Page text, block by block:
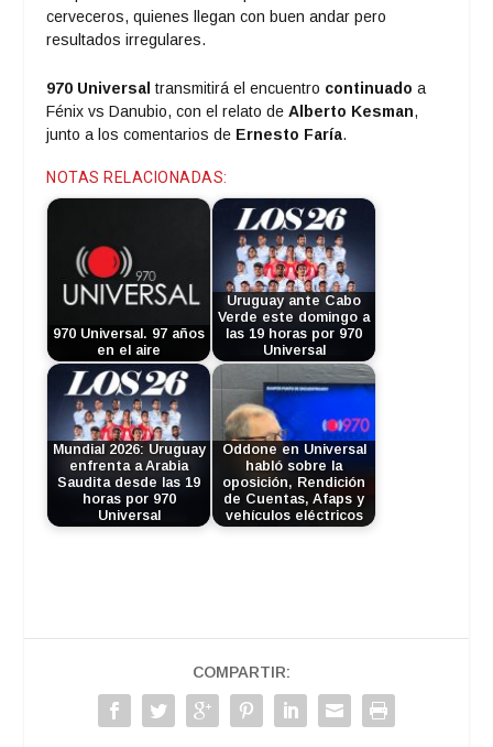
cerveceros, quienes llegan con buen andar pero
resultados irregulares.
970 Universal transmitirá el encuentro continuado a
Fénix vs Danubio, con el relato deAlberto Kesman,
junto a los comentarios de Ernesto Faría.
NOTAS RELACIONADAS:
970 Universal. 97 años
en el aire
Uruguay ante Cabo
Verde este domingo a
las 19 horas por 970
Universal
Mundial 2026: Uruguay
enfrenta a Arabia
Saudita desde las 19
horas por 970
Universal
Oddone en Universal
habló sobre la
oposición, Rendición
de Cuentas, Afaps y
vehículos eléctricos
COMPARTIR: